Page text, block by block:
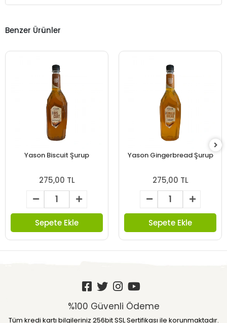
Benzer Ürünler
Yason Biscuit Şurup
275,00 TL
Sepete Ekle
Yason Gingerbread Şurup
275,00 TL
Sepete Ekle
%100 Güvenli Ödeme
Tüm kredi kartı bilgileriniz 256bit SSL Sertifikası ile korunmaktadır.